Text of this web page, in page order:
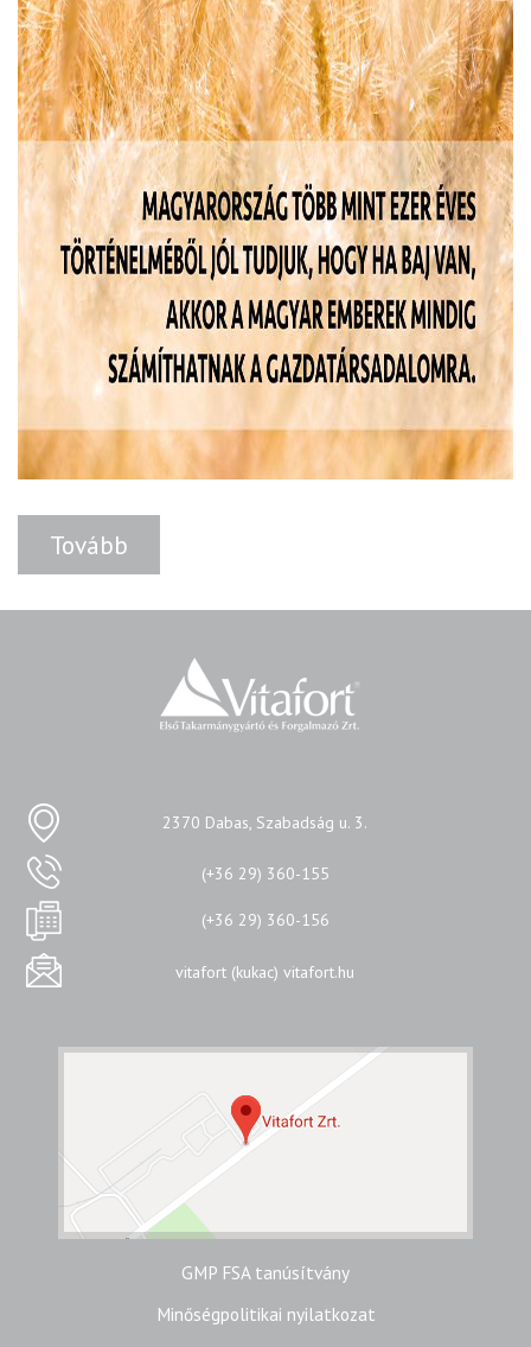
Tovább
2370 Dabas, Szabadság u. 3.
(+36 29) 360-155
(+36 29) 360-156
vitafort (kukac) vitafort.hu
GMP FSA tanúsítvány
Minőségpolitikai nyilatkozat